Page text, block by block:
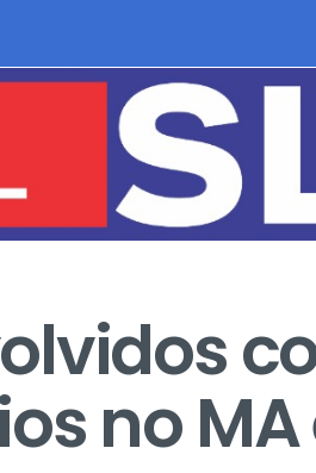
no MA